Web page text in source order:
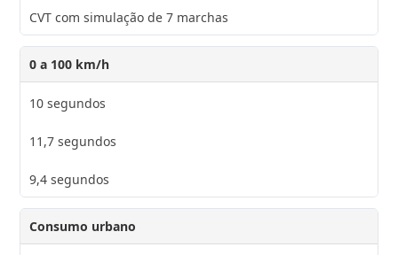
CVT com simulação de 7 marchas
0 a 100 km/h
10 segundos
11,7 segundos
9,4 segundos
Consumo urbano